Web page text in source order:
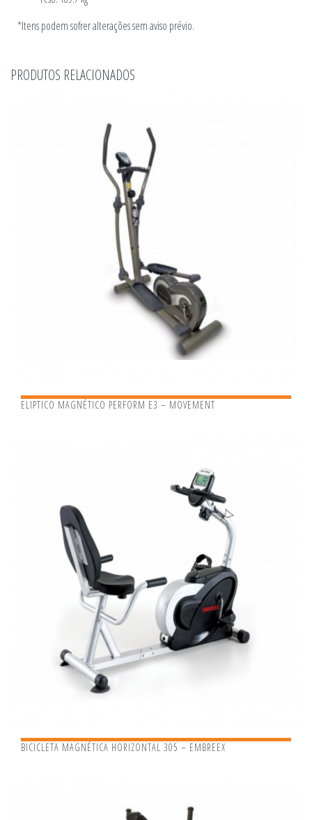
*Itens podem sofrer alterações sem aviso prévio.
PRODUTOS RELACIONADOS
ELIPTICO MAGNÉTICO PERFORM E3 – MOVEMENT
BICICLETA MAGNÉTICA HORIZONTAL 305 – EMBREEX